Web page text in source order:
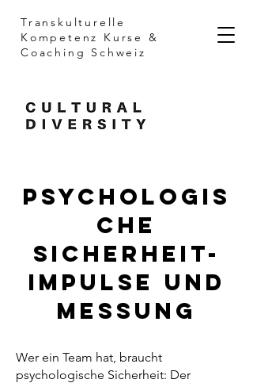
Transkulturelle
Kompetenz Kurse &
Coaching Schweiz
Psychologis
che
Sicherheit-
Impulse und
Messung
Wer ein Team hat, braucht
psychologische Sicherheit: Der